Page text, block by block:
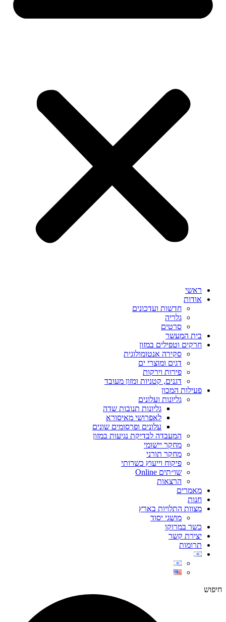
ראשי
אודות
חדשות ועדכונים
גלריה
סרטים
בית המעשר
חרקים וטפילים במזון
סקירה אנטומולוגית
דגים ומוצרי ים
פירות וירקות
דגנים, קטניות ומזון מעובד
פעילות המכון
גליונות ועלונים
גליונות תנובות שדה
לאפרושי מאיסורא
עלונים ופרסומים שונים
המעבדה לבדיקת נגיעות במזון
מחקר יישומי
מחקר תורני
פיקוח וייעוץ כשרותי
שו״תים Online
הרצאות
מאמרים
חנות
מצוות התלויות בארץ
מושגי יסוד
כשר במרוקו
יצירת קשר
תרומות
חיפוש